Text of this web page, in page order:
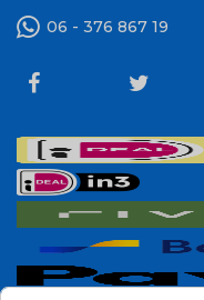
06 - 376 867 19